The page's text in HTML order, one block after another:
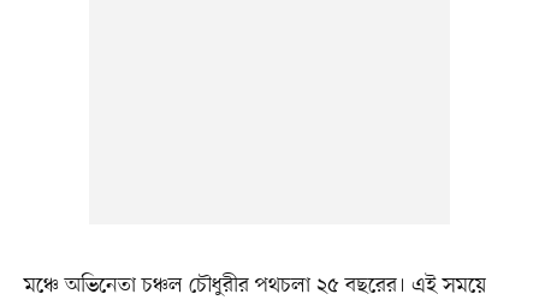
মঞ্চে অভিনেতা চঞ্চল চৌধুরীর পথচলা ২৫ বছরের। এই সময়ে